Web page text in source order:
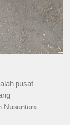
pusat
Nusantara